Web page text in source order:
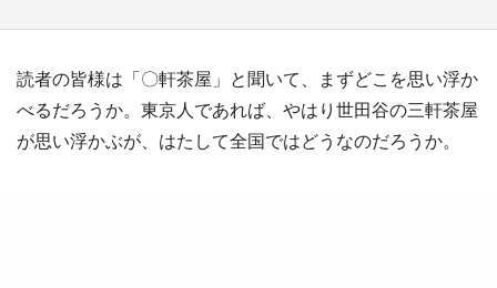
読者の皆様は「〇軒茶屋」と聞いて、まずどこを思い浮か
べるだろうか。東京人であれば、やはり世田谷の三軒茶屋
が思い浮かぶが、はたして全国ではどうなのだろうか。